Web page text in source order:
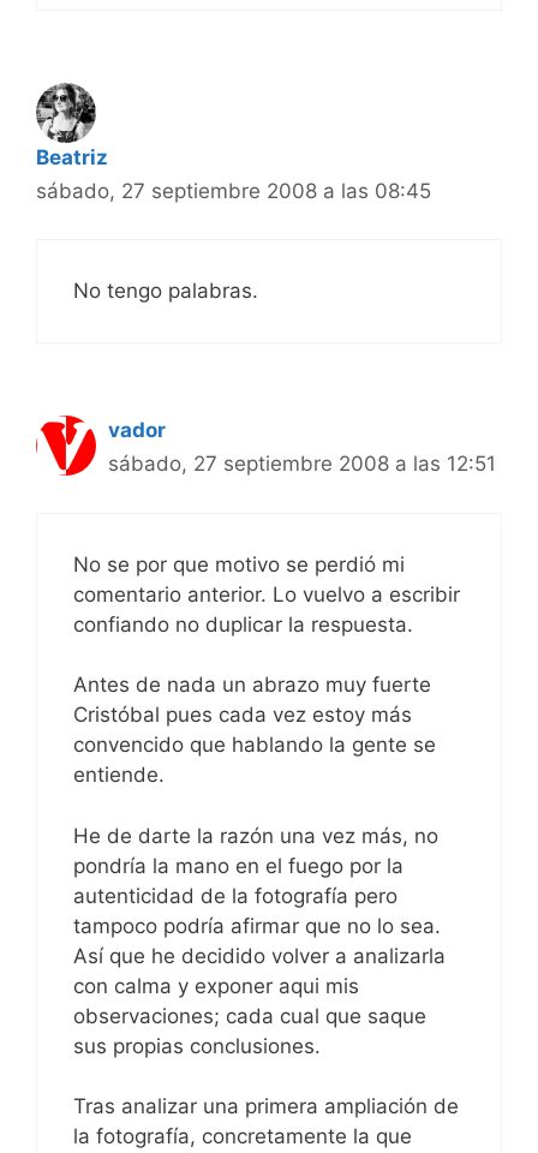
Beatriz
sábado, 27 septiembre 2008 a las 08:45
No tengo palabras.
vador
sábado, 27 septiembre 2008 a las 12:51
No se por que motivo se perdió mi
comentario anterior. Lo vuelvo a escribir
confiando no duplicar la respuesta.
Antes de nada un abrazo muy fuerte
Cristóbal pues cada vez estoy más
convencido que hablando la gente se
entiende.
He de darte la razón una vez más, no
pondría la mano en el fuego por la
autenticidad de la fotografía pero
tampoco podría afirmar que no lo sea.
Así que he decidido volver a analizarla
con calma y exponer aqui mis
observaciones; cada cual que saque
sus propias conclusiones.
Tras analizar una primera ampliación de
la fotografía, concretamente la que